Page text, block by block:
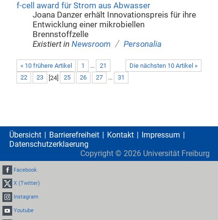
f-cell award für Strom aus Abwasser
Joana Danzer erhält Innovationspreis für ihre
Entwicklung einer mikrobiellen
Brennstoffzelle
Existiert in Newsroom / Personalia
« 10 frühere Artikel Die nächsten 10 Artikel »
1 ...
21
22
23 [24] 25 26 27 ... 31
Übersicht Barrierefreiheit Kontakt
Impressum
Datenschutzerklaerung
Copyright © 2026 Universität Freiburg
Facebook
X (Twitter)
Instagram
Youtube